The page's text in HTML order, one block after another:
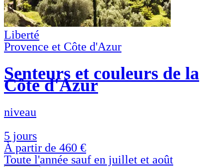
Liberté
Provence et Côte d'Azur
Senteurs et couleurs de la
Côte d'Azur
niveau
5 jours
À partir de 460 €
Toute l'année sauf en juillet et août